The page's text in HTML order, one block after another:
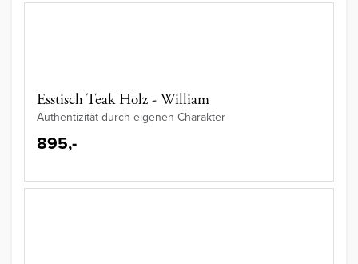
Esstisch Teak Holz - William
Authentizität durch eigenen Charakter
895,-